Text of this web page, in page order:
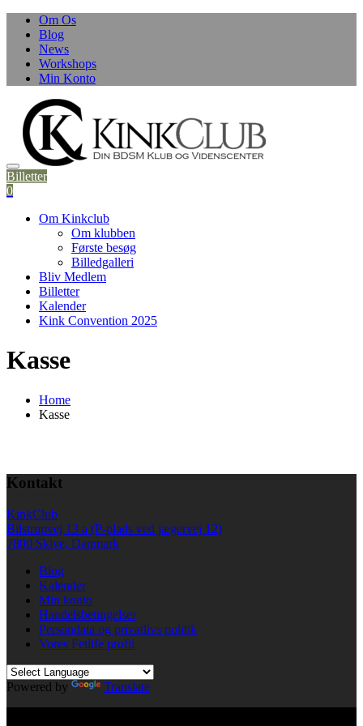
Skip
content
Om Os
Blog
News
Workshops
Min Konto
Billetter
0
Om Kinkclub
Om klubben
Første besøg
Billedgalleri
Bliv Medlem
Billetter
Kalender
Kink Convention 2025
Kasse
Home
Kasse
Kontakt
KinkClub
Bilstrupvej 13 a (P-plads ved jægervej 12)
7800 Skive, Danmark
Blog
Kalender
Min konto
Handelsbetingelser
Persondata og privatlivs politik
Vores Fetlife profil
Powered by
Translate